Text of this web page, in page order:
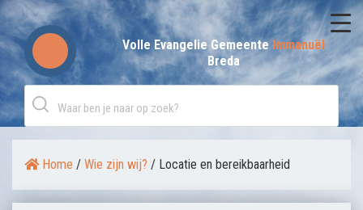
Skip
to
content
Volle Evangelie GemeenteImmanuël
Breda
Home / Wie zijn wij? / Locatie en bereikbaarheid